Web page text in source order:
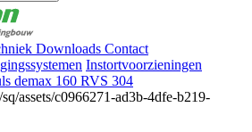
Downloads Contact
Instortvoorzieningen
demax 160 RVS 304